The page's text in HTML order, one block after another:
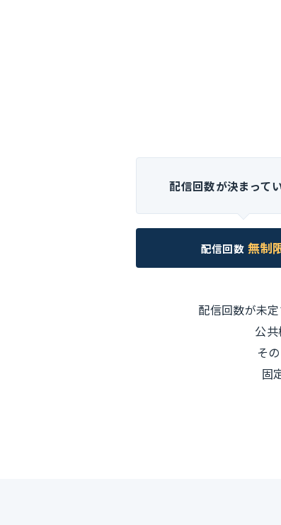
配信回数が決まって
配信回数 無制
配信回数が未
公
そ
固